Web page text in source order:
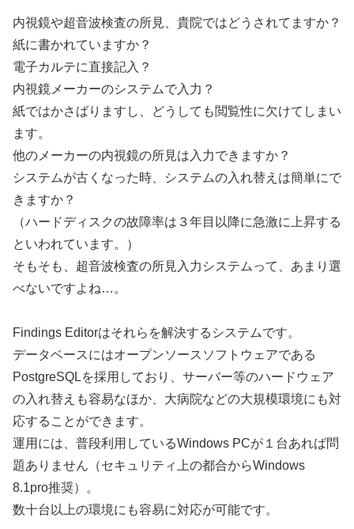
内視鏡や超音波検査の所見、貴院ではどうされてますか？
紙に書かれていますか？
電子カルテに直接記入？
内視鏡メーカーのシステムで入力？
紙ではかさばりますし、どうしても閲覧性に欠けてしまい
ます。
他のメーカーの内視鏡の所見は入力できますか？
システムが古くなった時、システムの入れ替えは簡単にで
きますか？
（ハードディスクの故障率は３年目以降に急激に上昇する
といわれています。）
そもそも、超音波検査の所見入力システムって、あまり選
べないですよね…。
Findings Editorはそれらを解決するシステムです。
データベースにはオープンソースソフトウェアである
PostgreSQLを採用しており、サーバー等のハードウェア
の入れ替えも容易なほか、大病院などの大規模環境にも対
応することができます。
運用には、普段利用しているWindows PCが１台あれば問
題ありません（セキュリティ上の都合からWindows
8.1pro推奨）。
数十台以上の環境にも容易に対応が可能です。